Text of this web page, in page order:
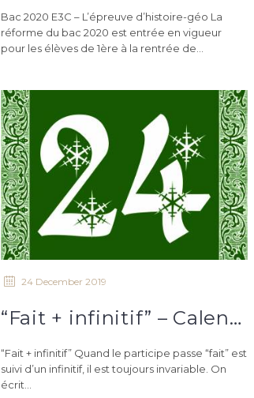
Bac 2020 E3C – L’épreuve d’histoire-géo La
réforme du bac 2020 est entrée en vigueur
pour les élèves de 1ère à la rentrée de...
24 December 2019
“Fait + infinitif” – Calendrier de l’avent du 23 décembre
“Fait + infinitif” Quand le participe passe “fait” est
suivi d’un infinitif, il est toujours invariable. On
écrit...